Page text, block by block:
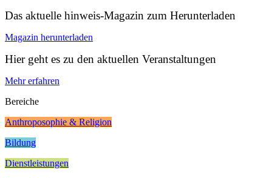
Das aktuelle hinweis-Magazin zum Herunterladen
Magazin herunterladen
Hier geht es zu den aktuellen Veranstaltungen
Mehr erfahren
Bereiche
Anthroposophie & Religion
Bildung
Dienstleistungen